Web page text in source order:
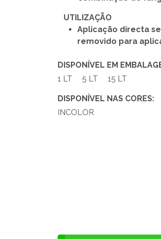
UTILIZAÇÃO
Aplicação directa
removido para
DISPONÍVEL EM
1 LT
5 LT 15 LT
DISPONÍVEL NAS CORES:
INCOLOR